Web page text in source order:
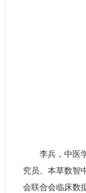
李兵，中医
究员、本草数智
会联合会临床数